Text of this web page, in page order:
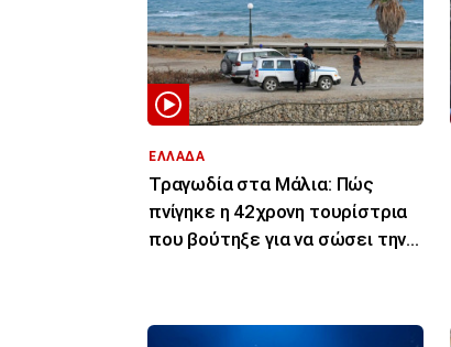
ΕΛΛΑΔΑ
Τραγωδία στα Μάλια: Πώς
πνίγηκε η 42χρονη τουρίστρια
που βούτηξε για να σώσει την